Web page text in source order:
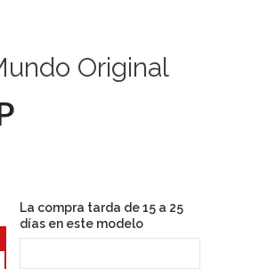
Original
La compra tarda de 15 a 25
días en este modelo